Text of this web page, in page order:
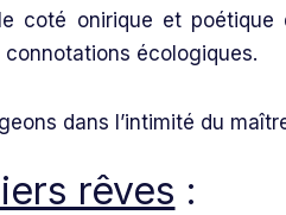
coté onirique et
écologiques.
dans l’intimité du
rêves :